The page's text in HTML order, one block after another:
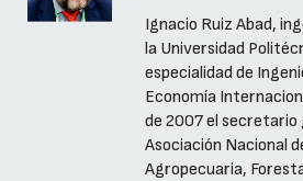
Ignacio Ruiz Abad,
la Universidad
especialidad de
Economía
de 2007 el secretario
Asociación Nacional
Agropecuaria,